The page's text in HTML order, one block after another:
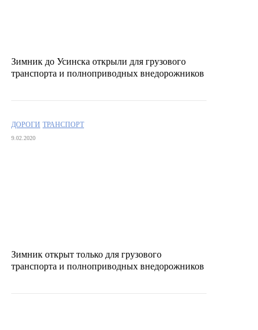
Зимник до Усинска открыли для грузового
транспорта и полноприводных внедорожников
ДОРОГИ ТРАНСПОРТ
9.02.2020
Зимник открыт только для грузового
транспорта и полноприводных внедорожников